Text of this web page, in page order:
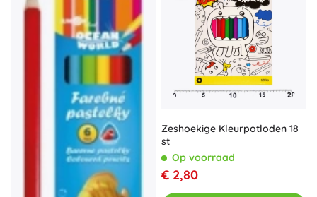
Zeshoekige Kleurpotloden 18
st
Op voorraad
€ 2,80